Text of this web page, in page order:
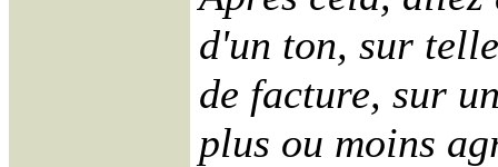
d'un ton, sur
de facture, sur
plus ou moins